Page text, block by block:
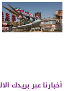
أخبارنا عبر بريدك